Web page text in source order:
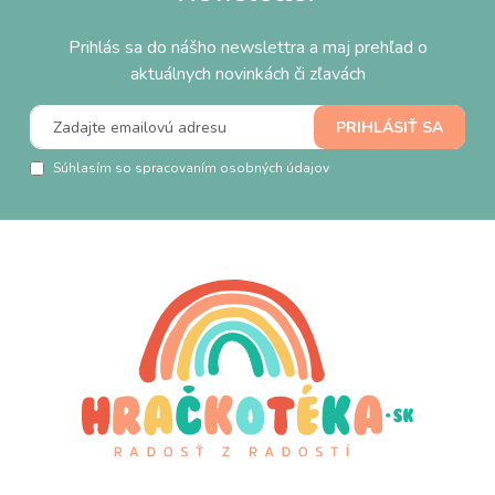
Prihlás sa do nášho newslettra a maj prehľad o
aktuálnych novinkách či zľavách
Súhlasím so spracovaním osobných údajov